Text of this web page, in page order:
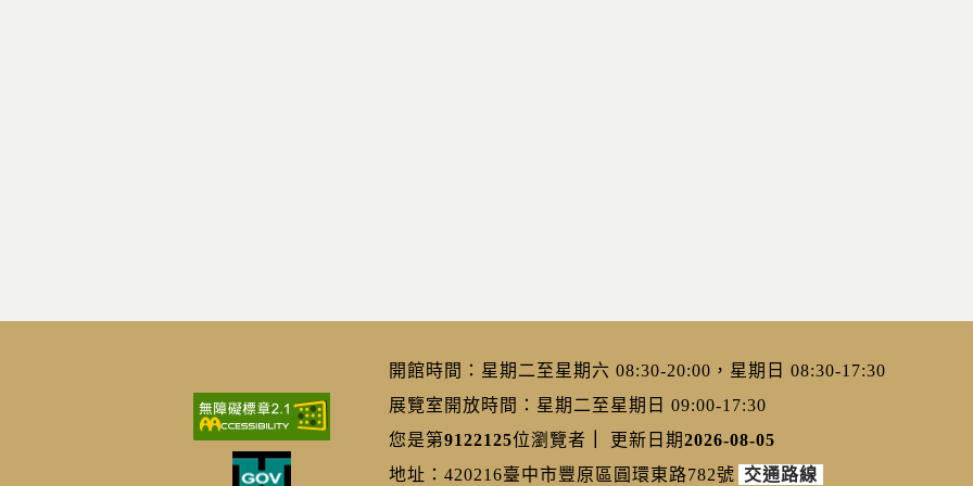
開館時間：星期二至星期六 08:30-20:00，星期日 08:30-17:30
展覽室開放時間：星期二至星期日 09:00-17:30
您是第9122125位瀏覽者 更新日期2026-08-05
地址：420216臺中市豐原區圓環東路782號 交通路線